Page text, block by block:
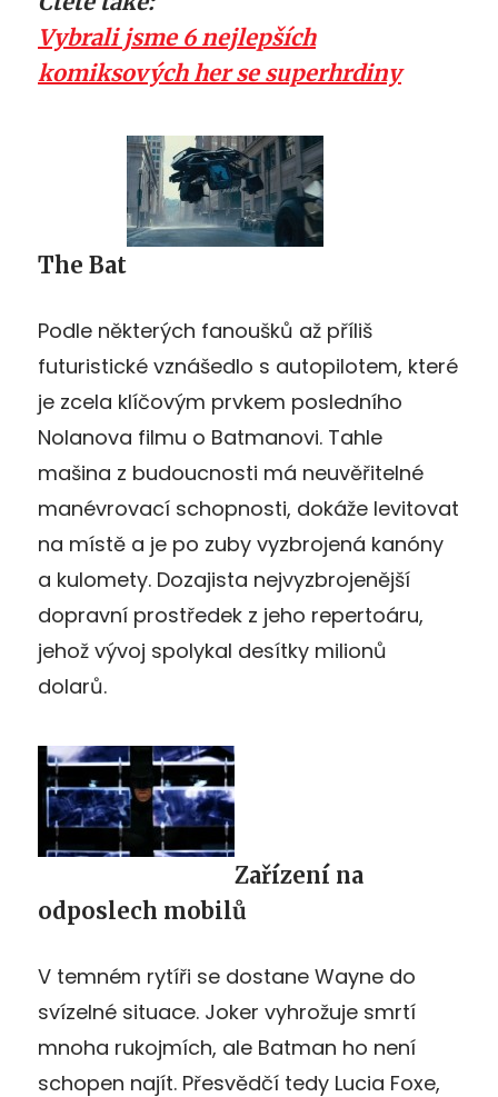
Vybrali jsme 6 nejlepších
komiksových her se superhrdiny
The Bat
Podle některých fanoušků až příliš
futuristické vznášedlo s autopilotem, které
je zcela klíčovým prvkem posledního
Nolanova filmu o Batmanovi. Tahle
mašina z budoucnosti má neuvěřitelné
manévrovací schopnosti, dokáže levitovat
na místě a je po zuby vyzbrojená kanóny
a kulomety. Dozajista nejvyzbrojenější
dopravní prostředek z jeho repertoáru,
jehož vývoj spolykal desítky milionů
dolarů.
Zařízení na
odposlech mobilů
V temném rytíři se dostane Wayne do
svízelné situace. Joker vyhrožuje smrtí
mnoha rukojmích, ale Batman ho není
schopen najít. Přesvědčí tedy Lucia Foxe,